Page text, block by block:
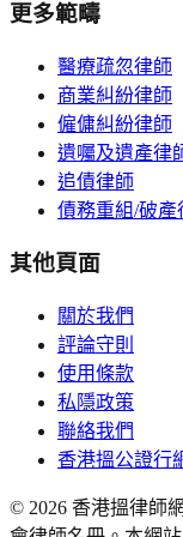
更多範疇
醫療疏忽律師
商業糾紛律師
僱傭糾紛律師
遺囑及遺產律
追債律師
債務重組/破產
其他頁面
關於我們
評論守則
使用條款
私隱政策
聯絡我們
香港搵公證行
© 2026 香港搵律師